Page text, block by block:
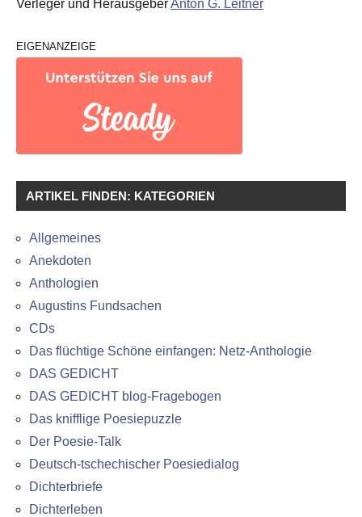
Verleger und HerausgeberAnton G. Leitner
EIGENANZEIGE
ARTIKEL FINDEN: KATEGORIEN
Allgemeines
Anekdoten
Anthologien
Augustins Fundsachen
CDs
Das flüchtige Schöne einfangen: Netz-Anthologie
DAS GEDICHT
DAS GEDICHT blog-Fragebogen
Das knifflige Poesiepuzzle
Der Poesie-Talk
Deutsch-tschechischer Poesiedialog
Dichterbriefe
Dichterleben